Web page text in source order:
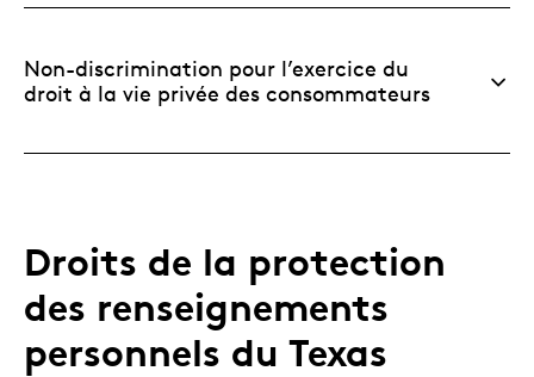
Non-discrimination pour l’exercice du
droit à la vie privée des consommateurs
Droits de la protection
des renseignements
personnels du Texas